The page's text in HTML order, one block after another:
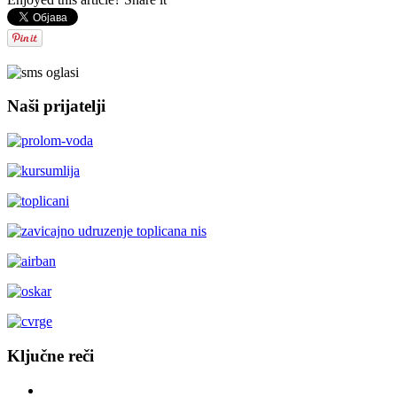
Naši prijatelji
Ključne reči